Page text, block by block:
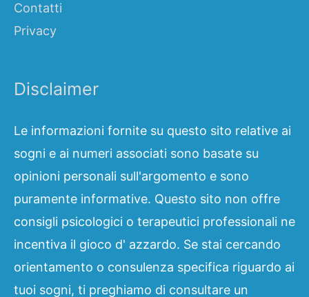
Contatti
Privacy
Disclaimer
Le informazioni fornite su questo sito relative ai
sogni e ai numeri associati sono basate su
opinioni personali sull'argomento e sono
puramente informative. Questo sito non offre
consigli psicologici o terapeutici professionali ne
incentiva il gioco d' azzardo. Se stai cercando
orientamento o consulenza specifica riguardo ai
tuoi sogni, ti preghiamo di consultare un